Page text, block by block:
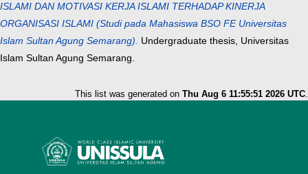
ISLAMI DAN MOTIVASI KERJA ISLAMI TERHADAP KINERJA
ORGANISASI ISLAMI (Studi pada Mahasiswa BSO FE Universitas
Islam Sultan Agung Semarang). Undergraduate thesis, Universitas
Islam Sultan Agung Semarang.
This list was generated on Thu Aug 6 11:55:51 2026 UTC.